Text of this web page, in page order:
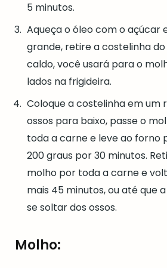
5 minutos.
Aqueça o óleo com o açúcar
grande, retire a costelinha
caldo, você usará para o
lados na frigideira.
Coloque a costelinha em um
ossos para baixo, passe o
toda a carne e leve ao forno
200 graus por 30 minutos.
molho por toda a carne e
mais 45 minutos, ou até que
se soltar dos ossos.
Molho: